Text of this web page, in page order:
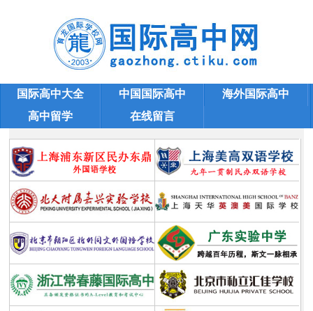
国际高中招生
国际高中大全 中国国际高中
海外国际高中
高中留学
在线留言